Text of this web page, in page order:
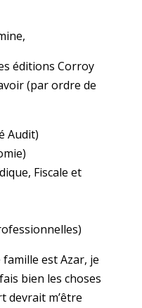
éditions Corroy
(par ordre de
Audit)
Fiscale et
est Azar, je
bien les choses
devrait m’être